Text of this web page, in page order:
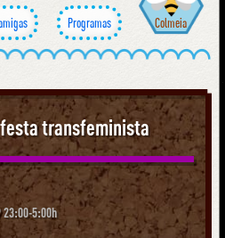
Programas Colmeia
transfeminista
23:00-5:00h